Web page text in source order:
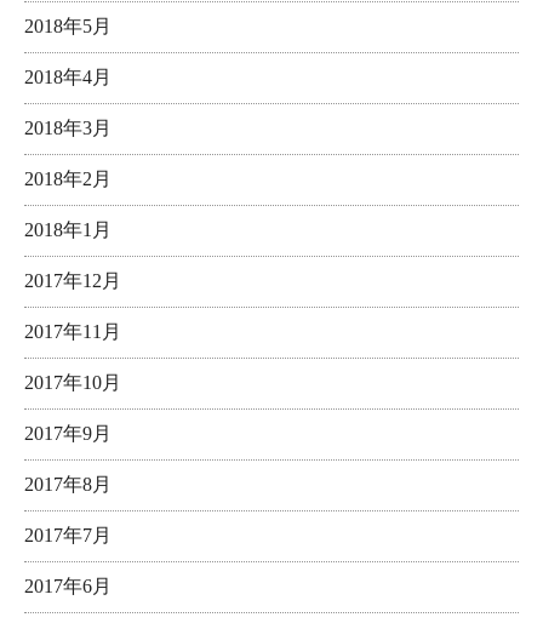
2018年5月
2018年4月
2018年3月
2018年2月
2018年1月
2017年12月
2017年11月
2017年10月
2017年9月
2017年8月
2017年7月
2017年6月